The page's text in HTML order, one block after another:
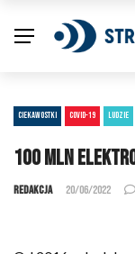
CIEKAWOSTKI COVID-19 LUDZIE
100 mln
Redakcja 20/06/2022